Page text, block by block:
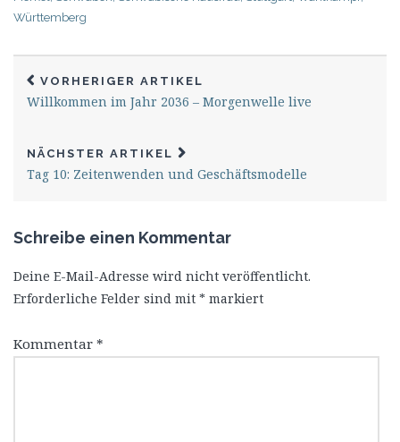
Württemberg
VORHERIGER ARTIKEL
Willkommen im Jahr 2036 – Morgenwelle live
NÄCHSTER ARTIKEL
Tag 10: Zeitenwenden und Geschäftsmodelle
Schreibe einen Kommentar
Deine E-Mail-Adresse wird nicht veröffentlicht.
Erforderliche Felder sind mit * markiert
Kommentar *